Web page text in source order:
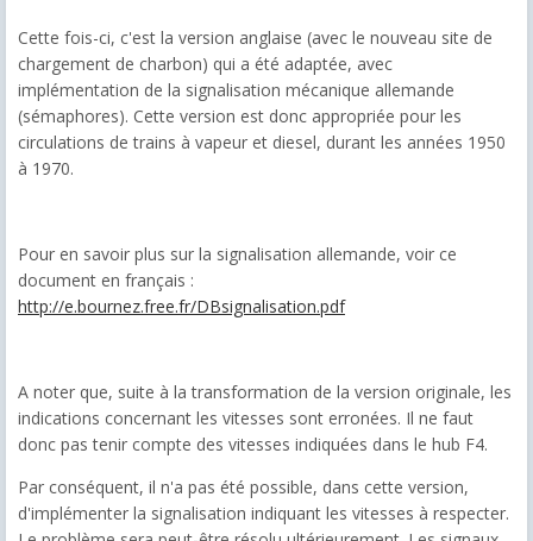
Cette fois-ci, c'est la version anglaise (avec le nouveau site de
chargement de charbon) qui a été adaptée, avec
implémentation de la signalisation mécanique allemande
(sémaphores). Cette version est donc appropriée pour les
circulations de trains à vapeur et diesel, durant les années 1950
à 1970.
Pour en savoir plus sur la signalisation allemande, voir ce
document en français :
http://e.bournez.free.fr/DBsignalisation.pdf
A noter que, suite à la transformation de la version originale, les
indications concernant les vitesses sont erronées. Il ne faut
donc pas tenir compte des vitesses indiquées dans le hub F4.
Par conséquent, il n'a pas été possible, dans cette version,
d'implémenter la signalisation indiquant les vitesses à respecter.